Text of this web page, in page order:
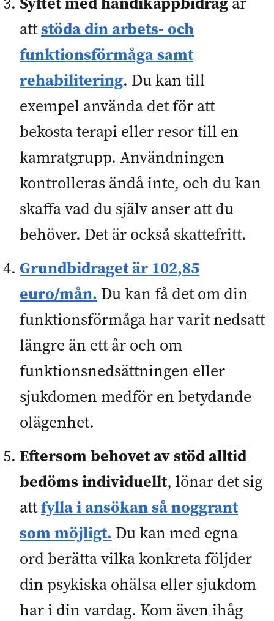
attstöda din arbets- och
funktionsförmåga samt
rehabilitering. Du kan till
exempel använda det för att
bekosta terapi eller resor till en
kamratgrupp. Användningen
kontrolleras ändå inte, och du kan
skaffa vad du själv anser att du
behöver. Det är också skattefritt.
Grundbidraget är 102,85
euro/mån. Du kan få det om din
funktionsförmåga har varit nedsatt
längre än ett år och om
funktionsnedsättningen eller
sjukdomen medför en betydande
olägenhet.
Eftersom behovet av stöd alltid
bedöms individuellt, lönar det sig
attfylla i ansökan så noggrant
som möjligt. Du kan med egna
ord berätta vilka konkreta följder
din psykiska ohälsa eller sjukdom
har i din vardag. Kom även ihåg